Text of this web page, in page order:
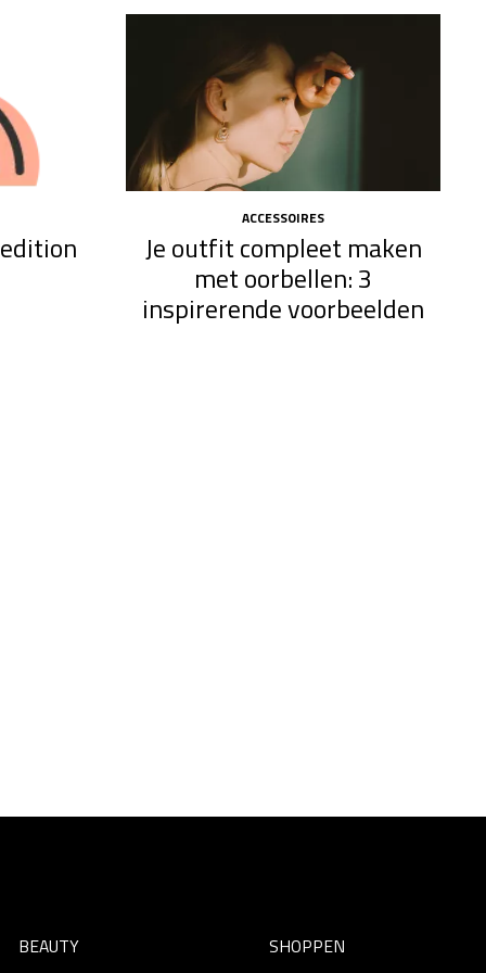
ACCESSOIRES
Je outfit compleet maken
met oorbellen: 3
inspirerende voorbeelden
BEAUTY SHOPPEN